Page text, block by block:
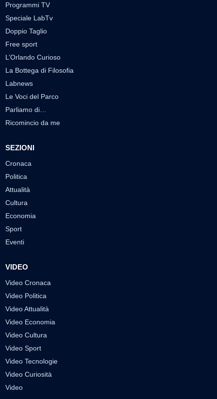
Programmi TV
Speciale LabTv
Doppio Taglio
Free sport
L’Orlando Curioso
La Bottega di Filosofia
Labnews
Le Voci del Parco
Parliamo di…
Ricomincio da me
SEZIONI
Cronaca
Politica
Attualità
Cultura
Economia
Sport
Eventi
VIDEO
Video Cronaca
Video Politica
Video Attualità
Video Economia
Video Cultura
Video Sport
Video Tecnologie
Video Curiosità
Video